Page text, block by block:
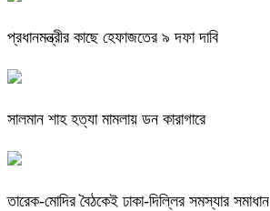
প্রধানমন্ত্রীর কাছে হেফাজতের ৯ দফা দাবি
সালমান শাহ হত্যা মামলায় ডন কারাগারে
তারেক-মোদির বৈঠকেই ঢাকা-দিল্লির সমস্যার সমাধান